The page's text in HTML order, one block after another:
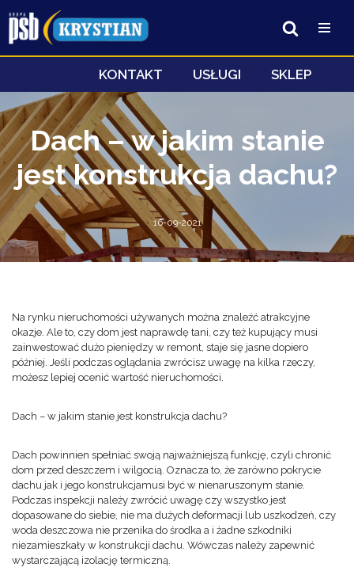
Przejdź
do
KONTAKT USŁUGI SKLEP
Dach – w jakim stanie
jest konstrukcja dachu?
16-09-2021
Na rynku nieruchomości używanych można znaleźć atrakcyjne
okazje. Ale to, czy dom jest naprawdę tani, czy też kupujący musi
zainwestować dużo pieniędzy w remont, staje się jasne dopiero
później. Jeśli podczas oglądania zwrócisz uwagę na kilka rzeczy,
możesz lepiej ocenić wartość nieruchomości.
Dach – w jakim stanie jest konstrukcja dachu?
Dach powinnien spełniać swoją najważniejszą funkcję, czyli chronić
dom przed deszczem i wilgocią. Oznacza to, że zarówno pokrycie
dachu jak i jego konstrukcjamusi być w nienaruszonym stanie.
Podczas inspekcji należy zwrócić uwagę czy wszystko jest
dopasowane do siebie, nie ma dużych deformacji lub uszkodzeń, czy
woda deszczowa nie przenika do środka a i żadne szkodniki
niezamieszkały w konstrukcji dachu. Wówczas należy zapewnić
wystarczającą izolację termiczną.